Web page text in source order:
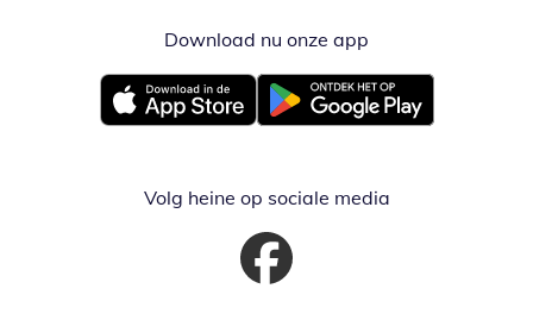
Download nu onze app
Opent in nieuw vensterOpent in nieuw venster
Volg heine op sociale media
Opent in nieuw venster